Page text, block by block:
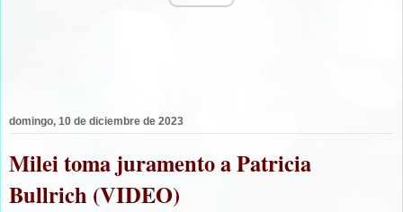
domingo, 10 de diciembre de 2023
Milei toma juramento a Patricia
Bullrich (VIDEO)